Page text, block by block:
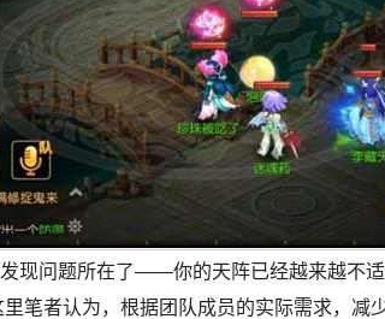
现问题所在了——你的天阵已经越来越不
笔者认为，根据团队成员的实际需求，减